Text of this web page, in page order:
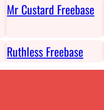
Mr Custard Freebase
Ruthless Freebase